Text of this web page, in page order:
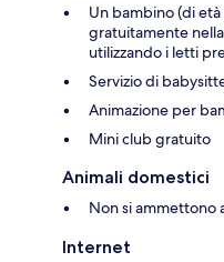
Un bambino (di età
gratuitamente
utilizzando i letti
Servizio di
Animazione per
Mini club gratuito
Animali domestici
Non si ammettono
Internet